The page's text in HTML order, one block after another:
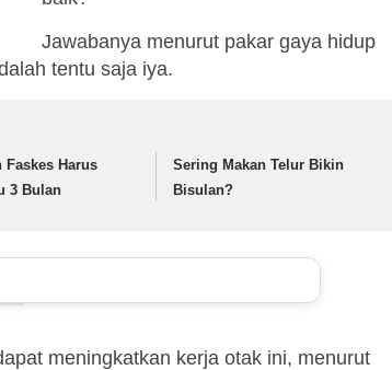
Jawabanya menurut pakar gaya hidup
tentu saja iya.
Faskes Harus
3 Bulan
Sering Makan Telur Bikin
Bisulan?
meningkatkan kerja otak ini, menurut